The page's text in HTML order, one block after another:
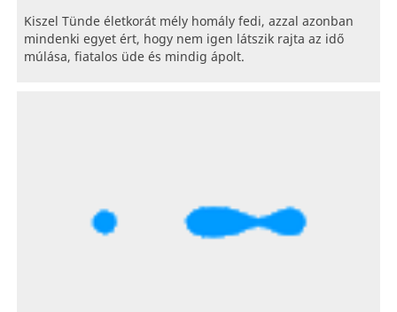
Kiszel Tünde életkorát mély homály fedi, azzal azonban
mindenki egyet ért, hogy nem igen látszik rajta az idő
múlása, fiatalos üde és mindig ápolt.